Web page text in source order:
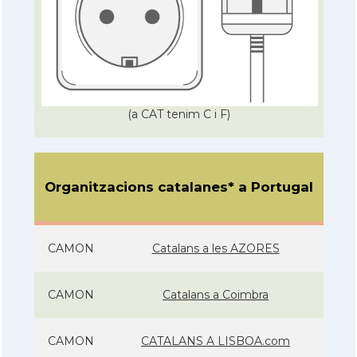
(a CAT tenim C i F)
Organitzacions catalanes* a Portugal
CAMON Catalans a les AZORES
CAMON Catalans a Coimbra
CAMON CATALANS A LISBOA.com